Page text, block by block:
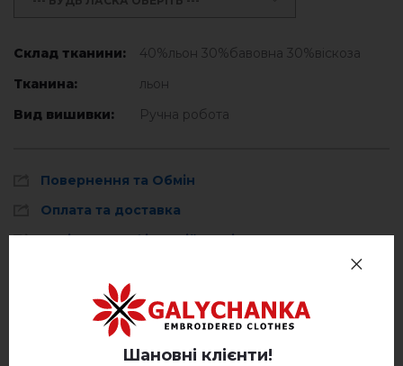
Склад тканини:
40%льон 30%бавовна 30%віскоза
Тканина:
льон
Вид вишивки:
Ручна робота
Повернення та Обмін
Оплата та доставка
Політика конфіденційності
(0)
Шановні клієнти!